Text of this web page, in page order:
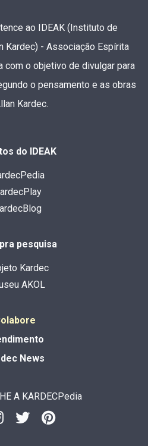
ao IDEAK (Instituto de
Kardec) - Associação Espírita
com o objetivo de divulgar para
o pensamento e as obras
Kardec.
do IDEAK
pesquisa
Kardec
AKOL
News
A KARDECPedia